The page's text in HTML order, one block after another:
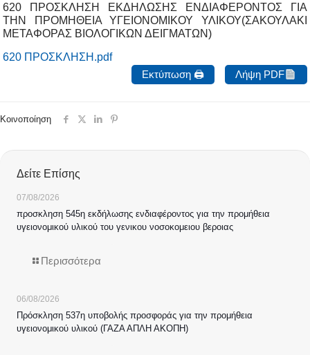
620 ΠΡΟΣΚΛΗΣΗ ΕΚΔΗΛΩΣΗΣ ΕΝΔΙΑΦΕΡΟΝΤΟΣ ΓΙΑ
ΤΗΝ ΠΡΟΜΗΘΕΙΑ ΥΓΕΙΟΝΟΜΙΚΟΥ ΥΛΙΚΟΥ(ΣΑΚΟΥΛΑΚΙ
ΜΕΤΑΦΟΡΑΣ ΒΙΟΛΟΓΙΚΩΝ ΔΕΙΓΜΑΤΩΝ)
620 ΠΡΟΣΚΛΗΣΗ.pdf
Εκτύπωση 🖨
Λήψη PDF
Κοινοποίηση
Δείτε Επίσης
07/08/2026
προσκληση 545η εκδήλωσης ενδιαφέροντος για την προμήθεια
υγειονομικού υλικού του γενικου νοσοκομειου βεροιας
Περισσότερα
06/08/2026
Πρόσκληση 537η υποβολής προσφοράς για την προμήθεια
υγειονομικού υλικού (ΓΑΖΑ ΑΠΛΗ ΑΚΟΠΗ)